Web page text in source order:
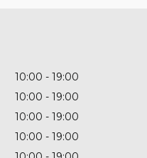
10:00
19:00
10:00
19:00
10:00
19:00
10:00
19:00